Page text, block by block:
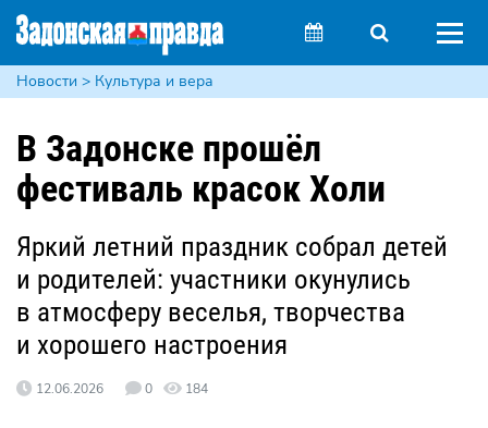
Новости > Культура и вера
В Задонске прошёл
фестиваль красок Холи
Яркий летний праздник собрал детей
и родителей: участники окунулись
в атмосферу веселья, творчества
и хорошего настроения
12.06.2026 0 184